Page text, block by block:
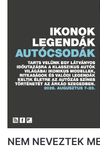
NEM NEVEZTEK